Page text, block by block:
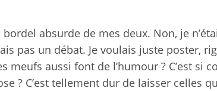
bordel absurde de mes deux. Non, je
pas un débat. Je voulais juste poster,
meufs aussi font de l’humour ? C’est si
? C’est tellement dur de laisser celles